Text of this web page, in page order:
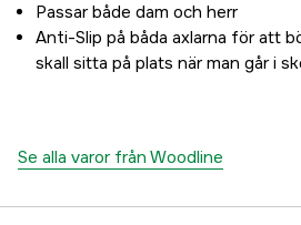
Passar både dam och herr
Anti-Slip på båda axlarna för att
skall sitta på plats när man går i
Se alla varor från Woodline